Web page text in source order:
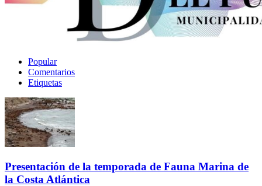
Popular
Comentarios
Etiquetas
Presentación de la temporada de Fauna Marina de
la Costa Atlántica